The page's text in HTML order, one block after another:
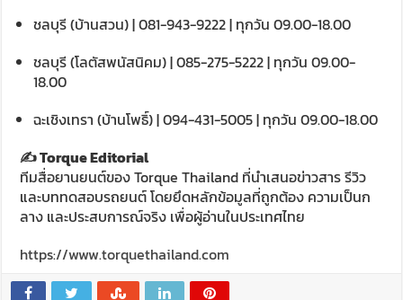
ชลบุรี (บ้านสวน) | 081-943-9222 | ทุกวัน 09.00-18.00
ชลบุรี (โลตัสพนัสนิคม) | 085-275-5222 | ทุกวัน 09.00-
18.00
ฉะเชิงเทรา (บ้านโพธิ์) | 094-431-5005 | ทุกวัน 09.00-18.00
✍️ Torque Editorial
ทีมสื่อยานยนต์ของ Torque Thailand ที่นำเสนอข่าวสาร รีวิว
และบททดสอบรถยนต์ โดยยึดหลักข้อมูลที่ถูกต้อง ความเป็นก
ลาง และประสบการณ์จริง เพื่อผู้อ่านในประเทศไทย
https://www.torquethailand.com